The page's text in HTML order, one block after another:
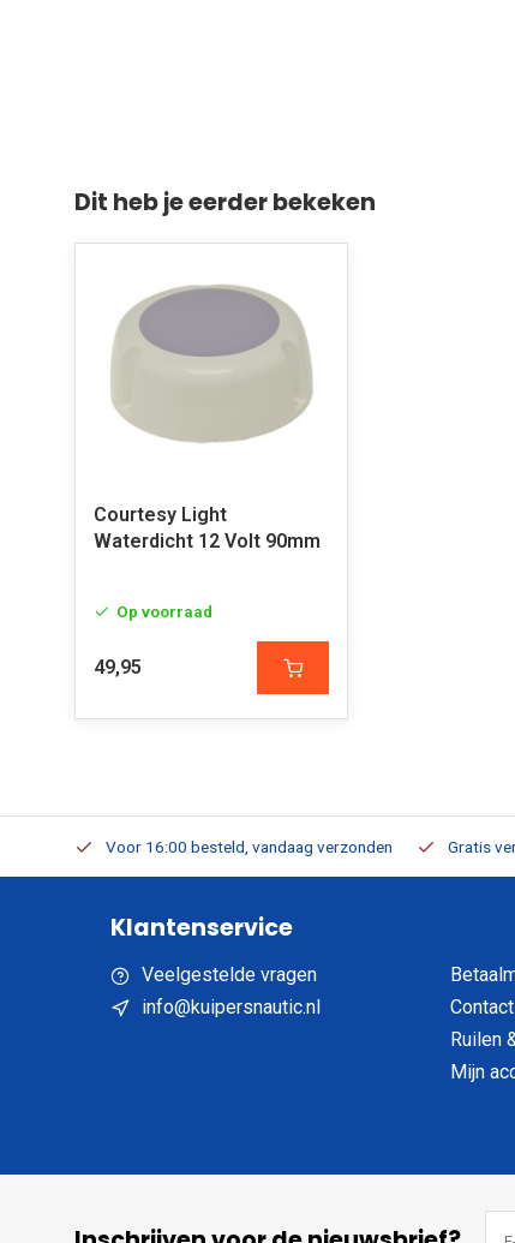
Dit heb je eerder bekeken
Courtesy Light
Waterdicht 12 Volt 90mm
Op voorraad
49,95
Voor 16:00 besteld, vandaag verzonden Gratis
Klantenservice
Veelgestelde vragen
info@kuipersnautic.nl
Contact
Ruilen
Mijn